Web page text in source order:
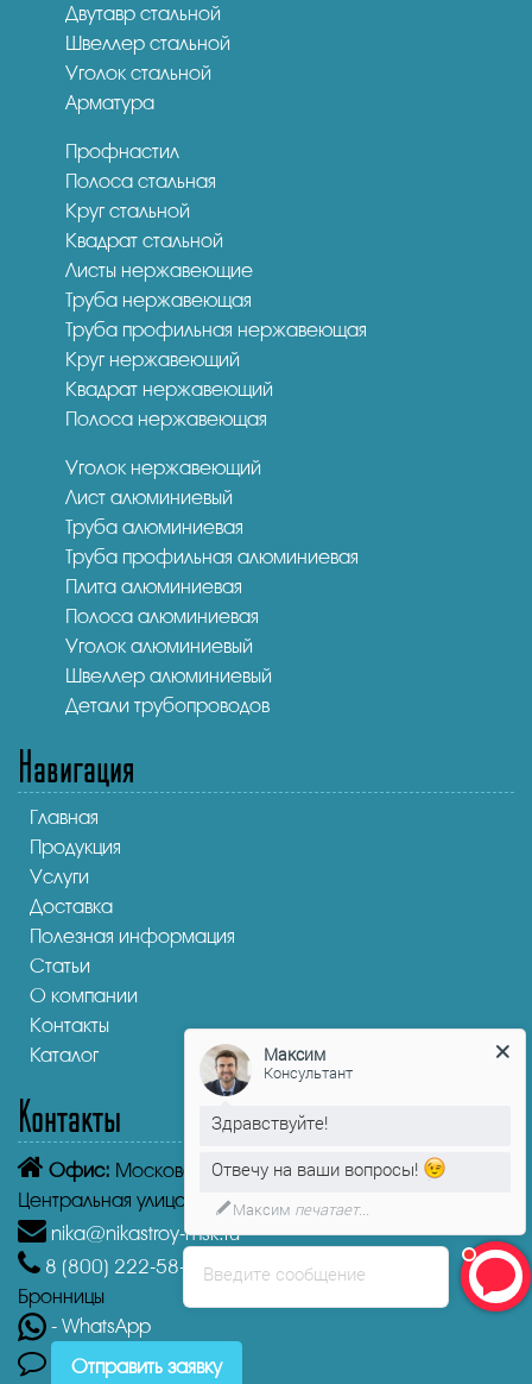
Двутавр стальной
Швеллер стальной
Уголок стальной
Арматура
Профнастил
Полоса стальная
Круг стальной
Квадрат стальной
Листы нержавеющие
Труба нержавеющая
Труба профильная нержавеющая
Круг нержавеющий
Квадрат нержавеющий
Полоса нержавеющая
Уголок нержавеющий
Лист алюминиевый
Труба алюминиевая
Труба профильная алюминиевая
Плита алюминиевая
Полоса алюминиевая
Уголок алюминиевый
Швеллер алюминиевый
Детали трубопроводов
Навигация
Главная
Продукция
Услуги
Доставка
Полезная информация
Статьи
О компании
Контакты
Каталог
Контакты
Офис: Московская область, Бронницы,
Центральная улица, 1
nika@nikastroy-msk.ru
8 (800) 222-58-30 Звонок бесплатный из г.
Бронницы
- WhatsApp
Отправить заявку
Введите сообщение
Максим
Консультант
Здравствуйте!
Отвечу на ваши вопросы!
Максим печатает...